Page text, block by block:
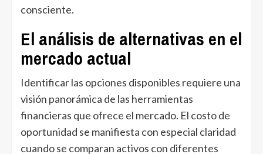
consciente.
El análisis de alternativas en el
mercado actual
Identificar las opciones disponibles requiere una
visión panorámica de las herramientas
financieras que ofrece el mercado. El costo de
oportunidad se manifiesta con especial claridad
cuando se comparan activos con diferentes